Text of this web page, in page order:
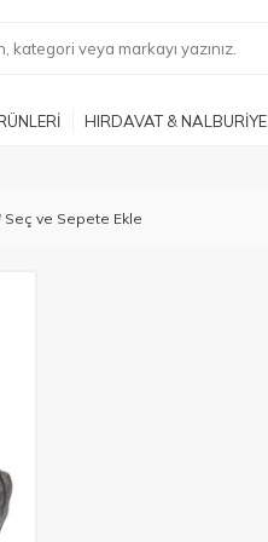
HIRDAVAT & NALBURİYE
Seç ve Sepete Ekle